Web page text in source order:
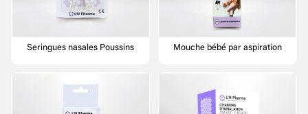
Seringues nasales Poussins Mouche bébé par aspiration